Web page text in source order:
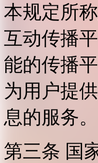
本规定所
互动传播
能的传播
为用户提
息的服务。
第三条 国